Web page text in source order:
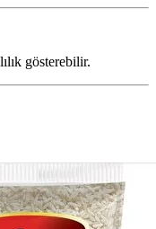
gösterebilir.